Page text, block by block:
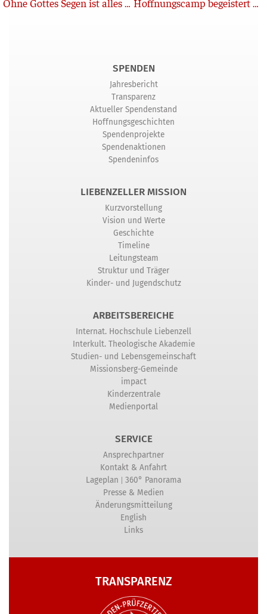
SPENDEN
Jahresbericht
Transparenz
Aktueller Spendenstand
Hoffnungsgeschichten
Spendenprojekte
Spendenaktionen
Spendeninfos
LIEBENZELLER MISSION
Kurzvorstellung
Vision und Werte
Geschichte
Timeline
Leitungsteam
Struktur und Träger
Kinder- und Jugendschutz
ARBEITSBEREICHE
Internat. Hochschule Liebenzell
Interkult. Theologische Akademie
Studien- und Lebensgemeinschaft
Missionsberg-Gemeinde
impact
Kinderzentrale
Medienportal
SERVICE
Ansprechpartner
Kontakt & Anfahrt
Lageplan | 360° Panorama
Presse & Medien
Änderungsmitteilung
English
Links
TRANSPARENZ